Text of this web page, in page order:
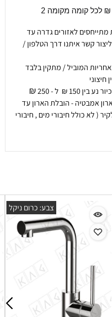
מתייחסים לאזורים גדרה עד
קשר איתנו דרך הטלפון /
המוביל / מתקין בלבד
חיצוני
150 ₪ ל - 250
₪
אמבטיה - הובלת הארון עד
( לא כולל חיבורי מים , חיבורי
צבע: כרום ניקל